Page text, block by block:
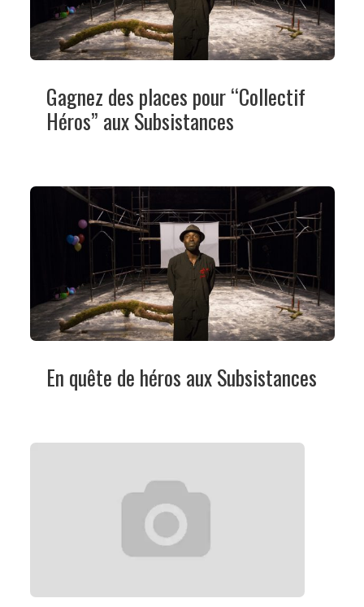
Gagnez des places pour “Collectif
Héros” aux Subsistances
En quête de héros aux Subsistances